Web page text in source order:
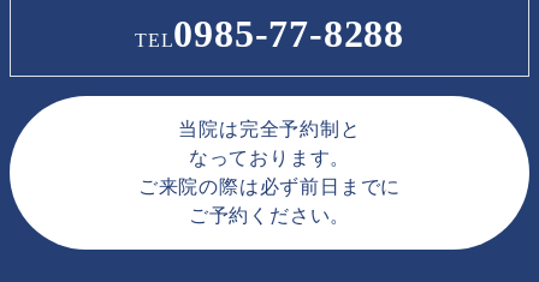
TEL0985-77-8288
当院は完全予約制と
なっております。
ご来院の際は必ず前日までに
ご予約ください。